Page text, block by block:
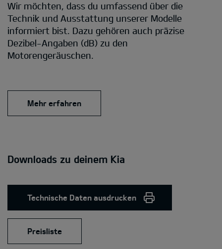
Wir möchten, dass du umfassend über die
Technik und Ausstattung unserer Modelle
informiert bist. Dazu gehören auch präzise
Dezibel-Angaben (dB) zu den
Motorengeräuschen.
Mehr erfahren
Downloads zu deinem Kia
Technische Daten ausdrucken
Preisliste